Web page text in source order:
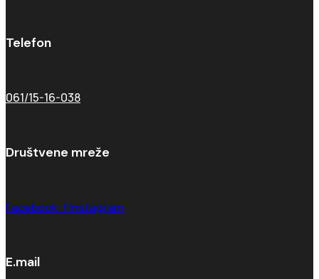
Telefon
061/15-16-038
Društvene mreže
Facebook-fInstagram
E.mail